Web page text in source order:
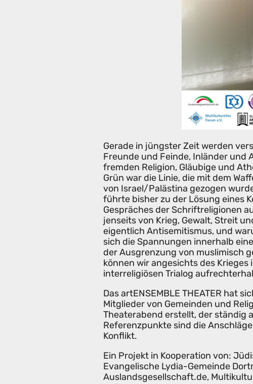
Gerade in jüngster Zeit werden
Freunde und Feinde, Inländer und
fremden Religion, Gläubige und
Grün war die Linie, die mit dem
von Israel/Palästina gezogen
führte bisher zu der Lösung eines
Gespräches der Schriftreligionen
jenseits von Krieg, Gewalt, Streit
eigentlich Antisemitismus, und
sich die Spannungen innerhalb
der Ausgrenzung von muslimisch
können wir angesichts des
interreligiösen Trialog
Das artENSEMBLE THEATER hat
Mitglieder von Gemeinden und
Theaterabend erstellt, der ständig
Referenzpunkte sind die
Konflikt.
Ein Projekt in Kooperation von:
Evangelische Lydia-Gemeinde
Auslandsgesellschaft.de,